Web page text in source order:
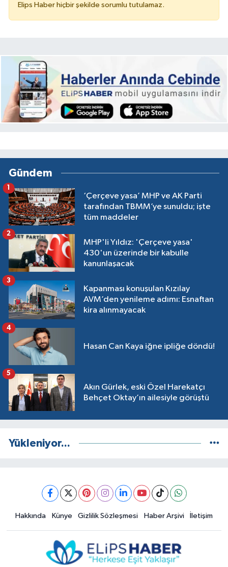
Elips Haber hiçbir şekilde sorumlu tutulamaz.
Gündem
‘Çerçeve yasa’ MHP ve AK Parti
tarafından TBMM’ye sunuldu; işte
tüm maddeler
MHP'li Yıldız: 'Çerçeve yasa'
430'un üzerinde bir kabulle
kanunlaşacak
2
Kapanması konuşulan Kızılay
AVM’den yenileme adımı: Esnaftan
kira alınmayacak
3
Hasan Can Kaya iğne ipliğe döndü!
4
Akın Gürlek, eski Özel Harekatçı
Behçet Oktay’ın ailesiyle görüştü
5
Yükleniyor...
Hakkında Künye Gizlilik Sözleşmesi Haber Arşivi İletişim